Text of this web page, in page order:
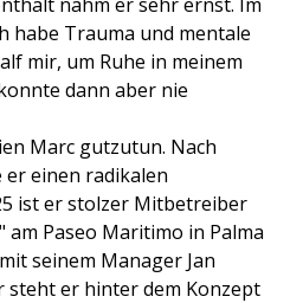
habe Trauma und mentale
mir, um Ruhe in meinem
dann aber nie
Marc gutzutun. Nach
einen radikalen
ist er stolzer Mitbetreiber
am Paseo Maritimo in Palma
seinem Manager Jan
steht er hinter dem Konzept